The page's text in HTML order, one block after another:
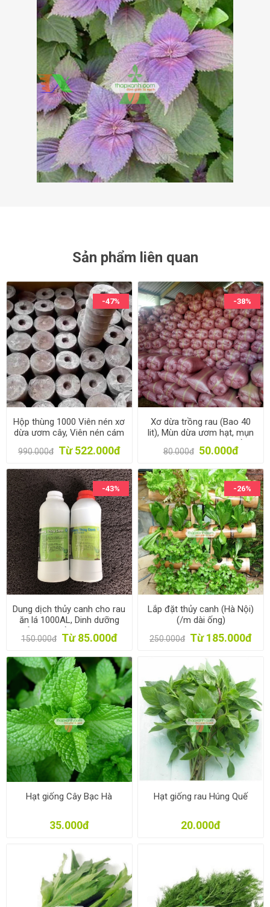
Sản phẩm liên quan
-47%
Hộp thùng 1000 Viên nén xơ
dừa ươm cây, Viên nén cám
mụn dừa ươm hạt, Viên nén
ươm cây non
990.000đ Từ 522.000đ
-38%
Xơ dừa trồng rau (Bao 40
lit), Mùn dừa ươm hạt, mụn
cám sơ dừa ươm cây Trồng
hoa
80.000đ 50.000đ
-43%
Dung dịch thủy canh cho rau
ăn lá 1000AL, Dinh dưỡng
thủy canh trồng rau 1l * 2,
Phân bón thủy sinh
150.000đ Từ 85.000đ
-26%
Lắp đặt thủy canh (Hà Nội)
(/m dài ống)
250.000đ Từ 185.000đ
Hạt giống Cây Bạc Hà
35.000đ
Hạt giống rau Húng Quế
20.000đ